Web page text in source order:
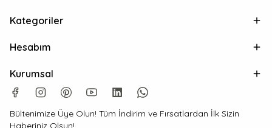
Kategoriler
Hesabım
Kurumsal
Bültenimize Üye Olun! Tüm İndirim ve Fırsatlardan İlk Sizin
Haberiniz Olsun!